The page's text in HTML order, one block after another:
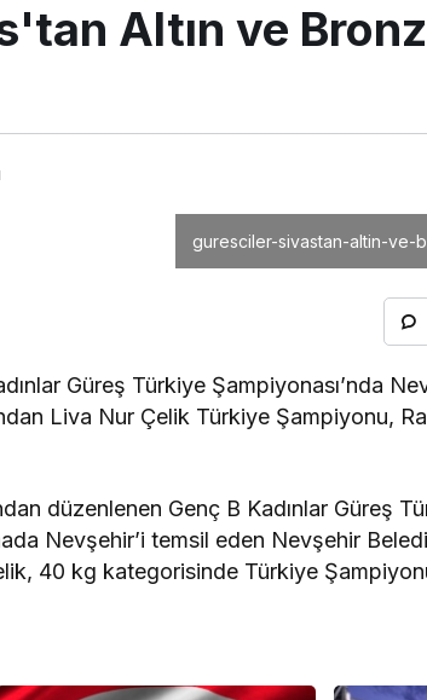
Altın ve
guresciler-sivastan-altin-ve-
Güreş Türkiye Şampiyonası’nda
Liva Nur Çelik Türkiye Şampiyonu,
düzenlenen Genç B Kadınlar Güreş
Nevşehir’i temsil eden Nevşehir
40 kg kategorisinde Türkiye